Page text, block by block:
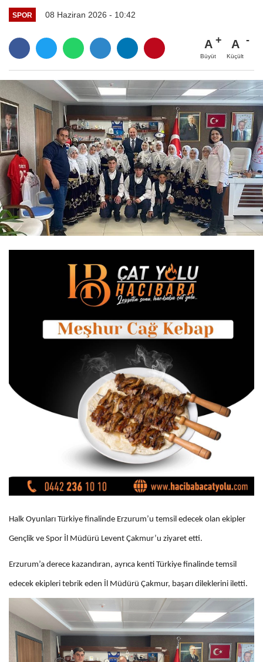
SPOR 08 Haziran 2026 - 10:42
A
Büyüt
A
Küçült
Halk Oyunları Türkiye finalinde Erzurum’u temsil edecek olan ekipler
Gençlik ve Spor İl Müdürü Levent Çakmur’u ziyaret etti.
Erzurum’a derece kazandıran, ayrıca kenti Türkiye finalinde temsil
edecek ekipleri tebrik eden İl Müdürü Çakmur, başarı dileklerini iletti.